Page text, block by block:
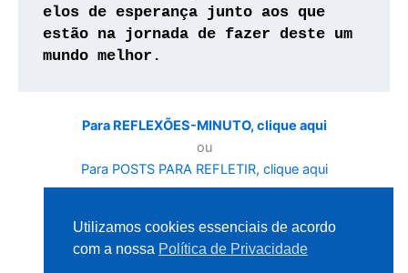
elos de esperança junto aos que
estão na jornada de fazer deste um
mundo melhor.
Para REFLEXÕES-MINUTO, clique aqui
ou
Para POSTS PARA REFLETIR, clique aqui
ou
Utilizamos cookies essenciais de acordo
com a nossa Política de Privacidade